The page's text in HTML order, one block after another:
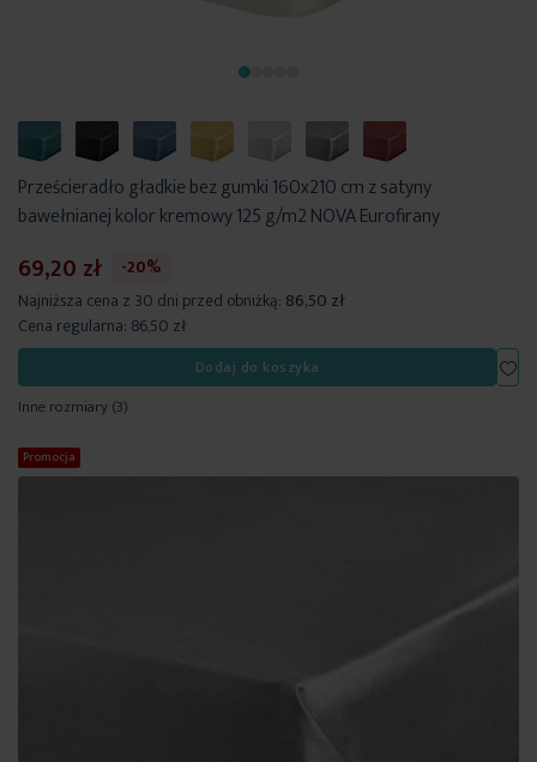
Prześcieradło gładkie bez gumki 160x210 cm z satyny
bawełnianej kolor kremowy 125 g/m2 NOVA Eurofirany
69,20 zł
-20%
Najniższa cena z 30 dni przed obniżką: 86,50 zł
Cena regularna: 86,50 zł
Dodaj do koszyka
Inne rozmiary(3)
Promocja